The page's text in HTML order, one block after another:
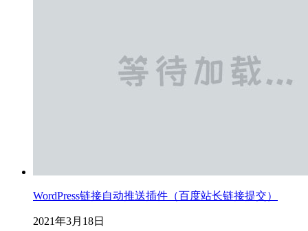
WordPress链接自动推送插件（百度站长链接提交）
2021年3月18日